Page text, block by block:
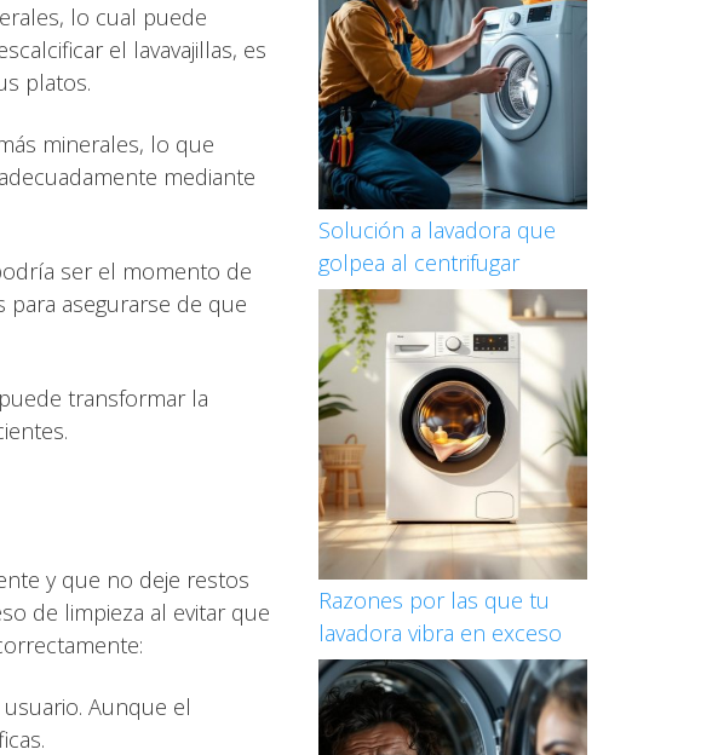
lo cual puede
el lavavajillas, es
platos.
minerales, lo que
mediante
ser el momento de
para asegurarse de que
transformar la
y que no deje restos
de limpieza al evitar que
Aunque el
Solución a lavadora que
golpea al centrifugar
Razones por las que tu
lavadora vibra en exceso